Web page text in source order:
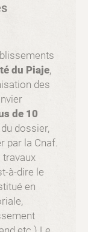
du Piaje,
des
de 10
dossier,
par la Cnaf.
travaux
à-dire le
en